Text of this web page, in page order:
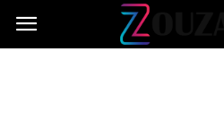
Zouza.pl